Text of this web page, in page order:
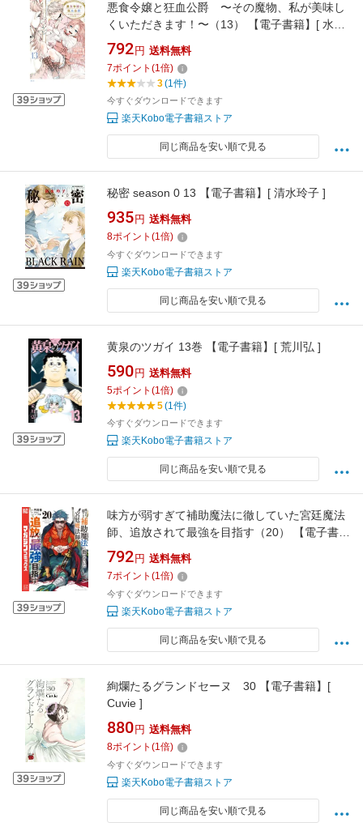
悪食令嬢と狂血公爵 〜その魔物、私が美味し
くいただきます！〜（13） 【電子書籍】[ 水辺
チカ ]
792 円 送料無料
7ポイント (1倍)
3(1件)
今すぐダウンロードできます
楽天Kobo電子書籍ストア
同じ商品を安い順で見る
秘密 season 0 13 【電子書籍】[ 清水玲子 ]
935 円 送料無料
8ポイント (1倍)
今すぐダウンロードできます
楽天Kobo電子書籍ストア
同じ商品を安い順で見る
黄泉のツガイ 13巻 【電子書籍】[ 荒川弘 ]
590 円 送料無料
5ポイント (1倍)
5(1件)
今すぐダウンロードできます
楽天Kobo電子書籍ストア
同じ商品を安い順で見る
味方が弱すぎて補助魔法に徹していた宮廷魔法
師、追放されて最強を目指す（20） 【電子書
籍】[ 門司雪 ]
792 円 送料無料
7ポイント (1倍)
今すぐダウンロードできます
楽天Kobo電子書籍ストア
同じ商品を安い順で見る
絢爛たるグランドセーヌ 30 【電子書籍】[
Cuvie ]
880 円 送料無料
8ポイント (1倍)
今すぐダウンロードできます
楽天Kobo電子書籍ストア
同じ商品を安い順で見る